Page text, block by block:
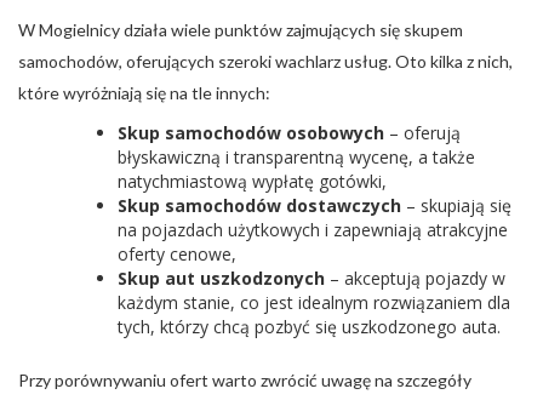
W Mogielnicy działa wiele punktów zajmujących się skupem
samochodów, oferujących szeroki wachlarz usług. Oto kilka z nich,
które wyróżniają się na tle innych:
Skup samochodów osobowych – oferują
błyskawiczną i transparentną wycenę, a także
natychmiastową wypłatę gotówki,
Skup samochodów dostawczych – skupiają się
na pojazdach użytkowych i zapewniają atrakcyjne
oferty cenowe,
Skup aut uszkodzonych – akceptują pojazdy w
każdym stanie, co jest idealnym rozwiązaniem dla
tych, którzy chcą pozbyć się uszkodzonego auta.
Przy porównywaniu ofert warto zwrócić uwagę na szczegóły